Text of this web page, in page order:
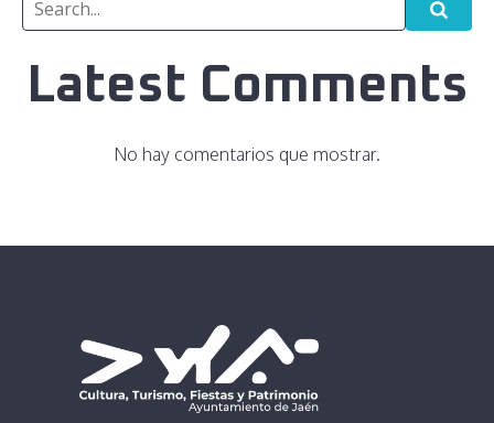
Latest Comments
No hay comentarios que mostrar.